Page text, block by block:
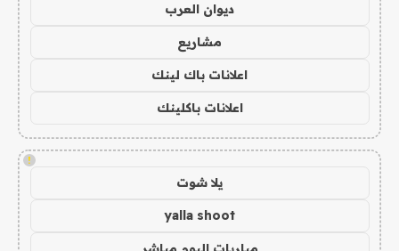
ديوان العرب
مشاريع
اعلانات باك لينك
اعلانات باكلينك
!
يلا شوت
yalla shoot